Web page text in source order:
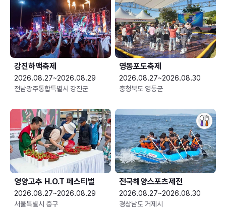
강진하맥축제
2026.08.27~2026.08.29
전남광주통합특별시 강진군
영동포도축제
2026.08.27~2026.08.30
충청북도 영동군
영양고추 H.O.T 페스티벌
2026.08.27~2026.08.29
서울특별시 중구
전국해양스포츠제전
2026.08.27~2026.08.30
경상남도 거제시